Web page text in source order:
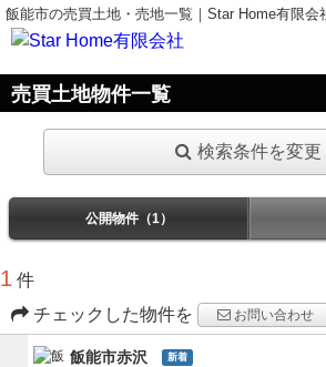
飯能市の売買土地・売地一覧｜Star Home有限会
売買土地物件一覧
検索条件を変更
公開物件（1）
1 件
チェックした物件を
お問い合わせ
飯能市赤沢 新着